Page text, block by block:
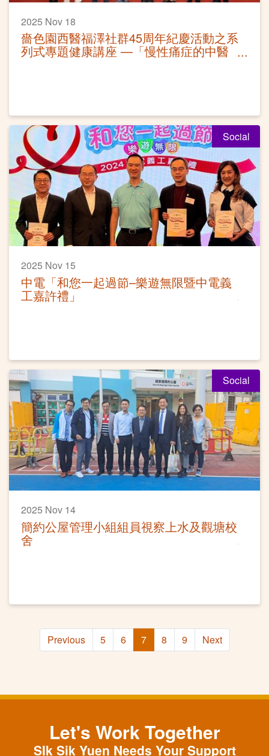
2025 Nov 18
嗇色園西醫福澤社群45周年紀慶活動之系
列式專題健康講座 —「慢性痛症的中醫
Social
2025 Nov 15
中電「和您一起過節–樂遊無限暨中電義
工嘉許禮」
Social
2025 Nov 14
簡約公屋管理小組組員視察上水及觀塘校
舍
Previous 5 6 7 8 9 Next
Let's Work Together
SIk Sik Yuen Needs Your Support